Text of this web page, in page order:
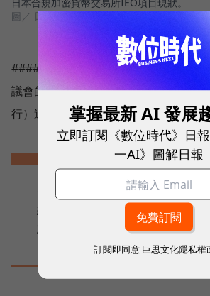
圖／ 日本加密貨幣交易所協會 (JVCEA)
##### ICO/IEO潛藏結構問題，投資風
議會的討論中，委員們也點出ICO及
行）這類募資型代幣的結構性問題。
岩下委員直言：「由於ICO/
結構缺陷的根本問題，使其
格上漲的資產。」
掌握最新 AI 發展
立即訂閱《數位時代》日
一AI》圖解日報
訂閱即同意 巨思文化隱私權